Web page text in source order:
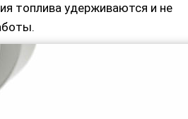
топлива удерживаются и не